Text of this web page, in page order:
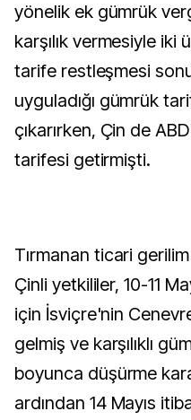
yönelik ek gümrük
karşılık vermesiyle iki
tarife restleşmesi
uyguladığı gümrük
çıkarırken, Çin de
tarifesi getirmişti.
Tırmanan ticari
Çinli yetkililer, 10-11
için İsviçre'nin
gelmiş ve karşılıklı
boyunca düşürme
ardından 14 Mayıs